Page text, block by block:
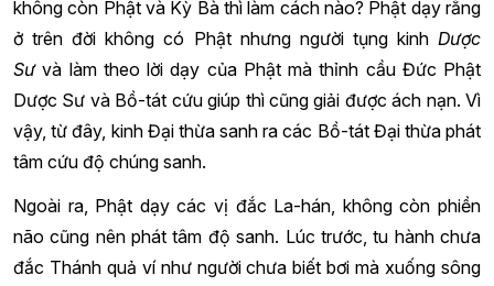
không còn Phật và Kỳ Bà thì làm cách nào? Phật dạy rằng
ở trên đời không có Phật nhưng người tụng kinh Dược
Sưvà làm theo lời dạy của Phật mà thỉnh cầu Đức Phật
Dược Sư và Bồ-tát cứu giúp thì cũng giải được ách nạn. Vì
vậy, từ đây, kinh Đại thừa sanh ra các Bồ-tát Đại thừa phát
tâm cứu độ chúng sanh.
Ngoài ra, Phật dạy các vị đắc La-hán, không còn phiền
não cũng nên phát tâm độ sanh. Lúc trước, tu hành chưa
đắc Thánh quả ví như người chưa biết bơi mà xuống sông